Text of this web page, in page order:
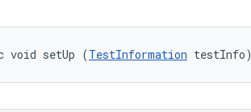
void setUp (TestInformation testInfo)